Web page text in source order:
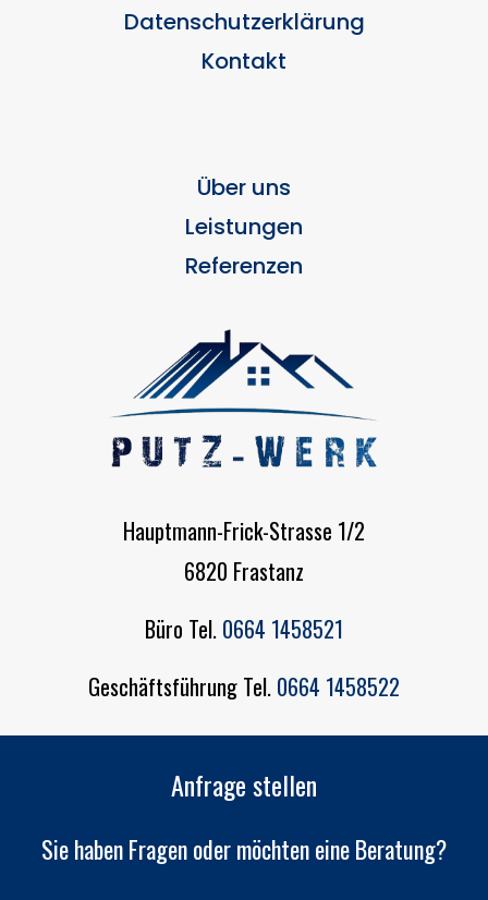
Datenschutzerklärung
Kontakt
Über uns
Leistungen
Referenzen
Hauptmann-Frick-Strasse 1/2
6820 Frastanz
Büro Tel. 0664 1458521
Geschäftsführung Tel. 0664 1458522
Anfrage stellen
Sie haben Fragen oder möchten eine Beratung?